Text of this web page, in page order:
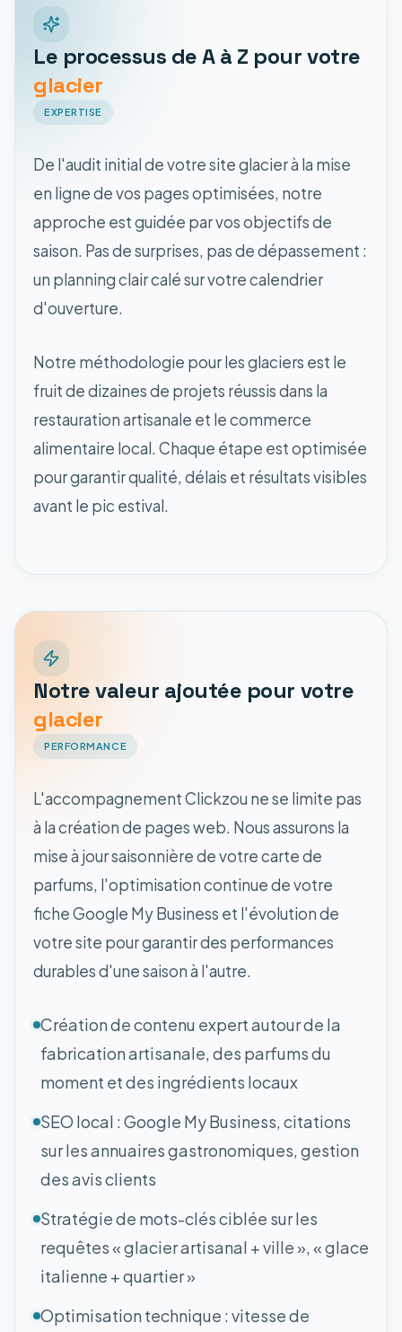
Le processus de A à Z pour votre
glacier
EXPERTISE
De l'audit initial de votre site glacier à la mise
en ligne de vos pages optimisées, notre
approche est guidée par vos objectifs de
saison. Pas de surprises, pas de dépassement :
un planning clair calé sur votre calendrier
d'ouverture.
Notre méthodologie pour les glaciers est le
fruit de dizaines de projets réussis dans la
restauration artisanale et le commerce
alimentaire local. Chaque étape est optimisée
pour garantir qualité, délais et résultats visibles
avant le pic estival.
Notre valeur ajoutée pour votre
glacier
PERFORMANCE
L'accompagnement Clickzou ne se limite pas
à la création de pages web. Nous assurons la
mise à jour saisonnière de votre carte de
parfums, l'optimisation continue de votre
fiche Google My Business et l'évolution de
votre site pour garantir des performances
durables d'une saison à l'autre.
Création de contenu expert autour de la
fabrication artisanale, des parfums du
moment et des ingrédients locaux
SEO local : Google My Business, citations
sur les annuaires gastronomiques, gestion
des avis clients
Stratégie de mots-clés ciblée sur les
requêtes « glacier artisanal + ville », « glace
italienne + quartier »
Optimisation technique : vitesse de